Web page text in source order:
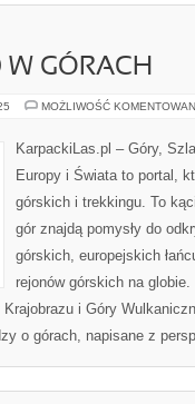
W GÓRACH
MOŻLIWOŚĆ
KarpackiLas.pl – Góry,
Europy i Świata to portal,
górskich i trekkingu. To
gór znajdą pomysły do
górskich, europejskich
rejonów górskich na
i Góry
o górach, napisane z